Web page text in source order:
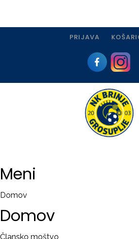
PRIJAVA
Meni
Domov
Domov
Člansko moštvo